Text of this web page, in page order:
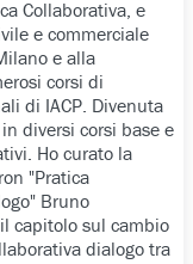
Collaborativa, e
e commerciale
e alla
corsi di
di IACP. Divenuta
diversi corsi base e
Ho curato la
"Pratica
Bruno
capitolo sul cambio
dialogo tra